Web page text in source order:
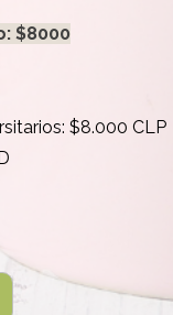
$8000
$8.000 CLP